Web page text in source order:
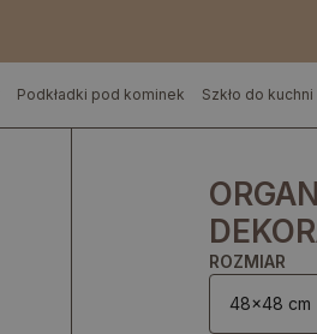
Podkładki pod kominek Szkło do kuchni
ROZMIAR
48x48 cm